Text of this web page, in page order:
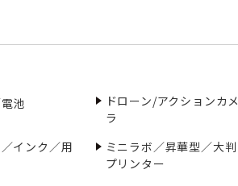
池
ドローン/アクションカメ
ラ
インク／用
ミニラボ／昇華型／大判
プリンター